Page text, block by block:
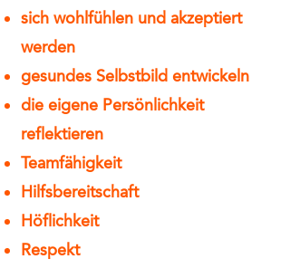
sich wohlfühlen und akzeptiert
werden
gesundes Selbstbild entwickeln
die eigene Persönlichkeit
reflektieren
Teamfähigkeit
Hilfsbereitschaft
Höflichkeit
Respekt